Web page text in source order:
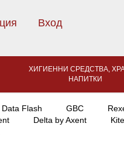
Вход
ХИГИЕННИ СРЕДСТВА,
НАПИТКИ
Data Flash GBC
Delta by Axent
Kite